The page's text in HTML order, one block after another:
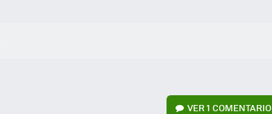
VER1 COMENTARIO